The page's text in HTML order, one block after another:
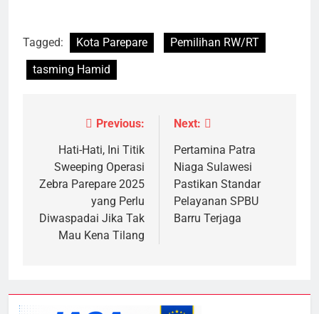
Tagged: Kota Parepare
Pemilihan RW/RT
tasming Hamid
Navigasi
pos
Previous:
Hati-Hati, Ini Titik
Sweeping Operasi
Zebra Parepare 2025
yang Perlu
Diwaspadai Jika Tak
Mau Kena Tilang
Next:
Pertamina Patra
Niaga Sulawesi
Pastikan Standar
Pelayanan SPBU
Barru Terjaga